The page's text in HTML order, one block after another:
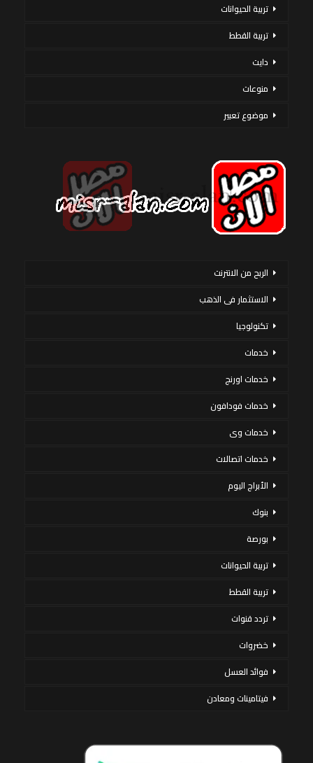
تربية الحيوانات
تربية القطط
دايت
منوعات
موضوع تعبير
الربح من الانترنت
الاستثمار فى الذهب
تكنولوجيا
خدمات
خدمات اورنج
خدمات فودافون
خدمات وى
خدمات اتصالات
الأبراج اليوم
بنوك
بورصة
تربية الحيوانات
تربية القطط
تردد قنوات
خضروات
فوائد العسل
فيتامينات ومعادن